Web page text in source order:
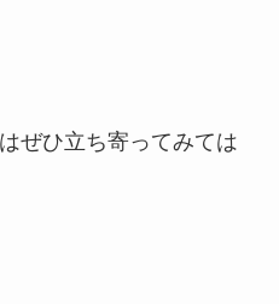
ぜひ立ち寄ってみては